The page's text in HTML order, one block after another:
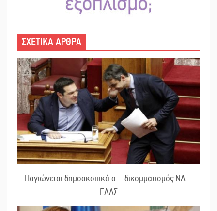
ΣΧΕΤΙΚΑ ΑΡΘΡΑ
Παγιώνεται δημοσκοπικά ο… δικομματισμός ΝΔ –
ΕΛΑΣ